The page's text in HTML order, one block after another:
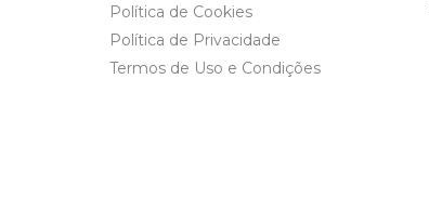
Política de Cookies
Política de Privacidade
Termos de Uso e Condições